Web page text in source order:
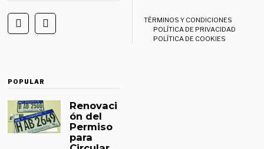
TÉRMINOS Y CONDICIONES
POLÍTICA DE PRIVACIDAD
POLÍTICA DE COOKIES
POPULAR
Renovaci
ón del
Permiso
para